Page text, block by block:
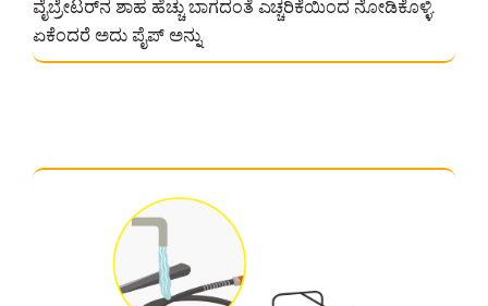
ವೈಬ್ರೇಟರ್‌ನ ಶಾಹ ಹೆಚ್ಚು ಬಾಗದಂತೆ ಎಚ್ಚರಿಕೆಯಿಂದ ನೋಡಿಕೊಳ್ಳಿ.
ಏಕೆಂದರೆ ಅದು ಪೈಪ್ ಅನ್ನು